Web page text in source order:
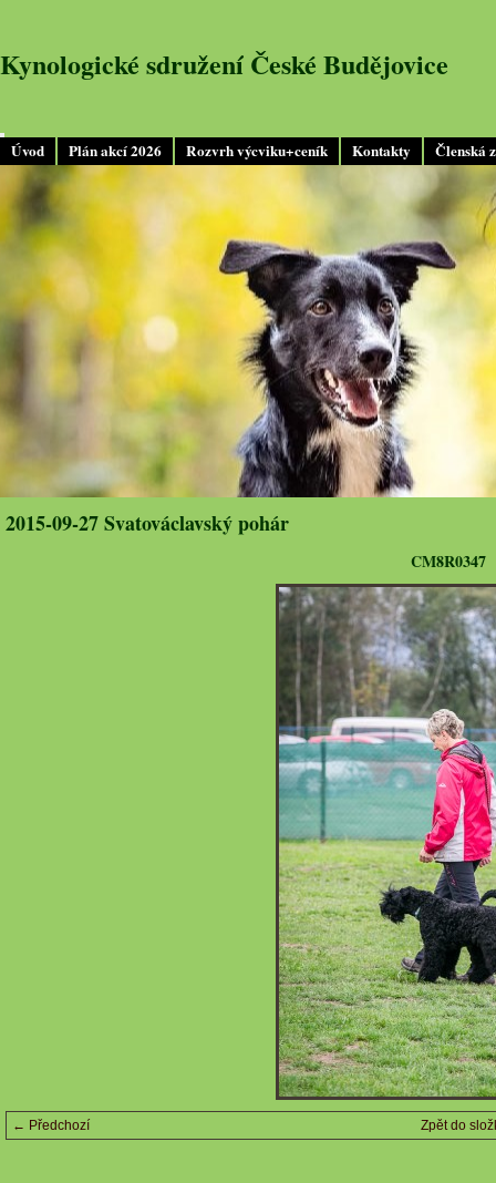
Úvod Plán akcí 2026 Rozvrh výcviku+ceník Kontakty Členská
Kynologické sdružení České Budějovice
2015-09-27 Svatováclavský pohár
CM8R0347
← Předchozí Zpět do